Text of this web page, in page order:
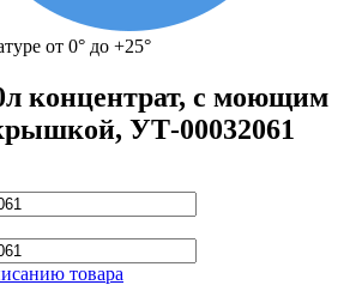
от 0° до +25°
концентрат, с моющим
УТ-00032061
товара